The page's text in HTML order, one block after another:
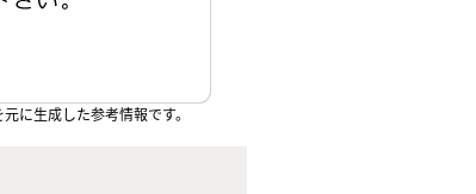
に生成した参考情報です。